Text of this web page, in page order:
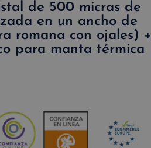
de 500 micras de
en un ancho de
romana con ojales) +
para manta térmica